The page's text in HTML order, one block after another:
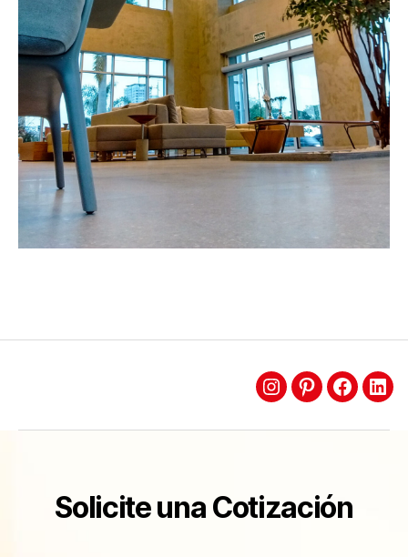
Solicite una Cotización